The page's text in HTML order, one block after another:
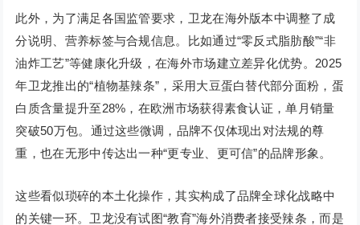
此外，为了满足各国监管要求，卫龙在海外版本中调整了成
分说明、营养标签与合规信息。比如通过“零反式脂肪酸”“非
油炸工艺”等健康化升级，在海外市场建立差异化优势。2025
年卫龙推出的“植物基辣条”，采用大豆蛋白替代部分面粉，蛋
白质含量提升至28%，在欧洲市场获得素食认证，单月销量
突破50万包。通过这些微调，品牌不仅体现出对法规的尊
重，也在无形中传达出一种“更专业、更可信”的品牌形象。
这些看似琐碎的本土化操作，其实构成了品牌全球化战略中
的关键一环。卫龙没有试图“教育”海外消费者接受辣条，而是